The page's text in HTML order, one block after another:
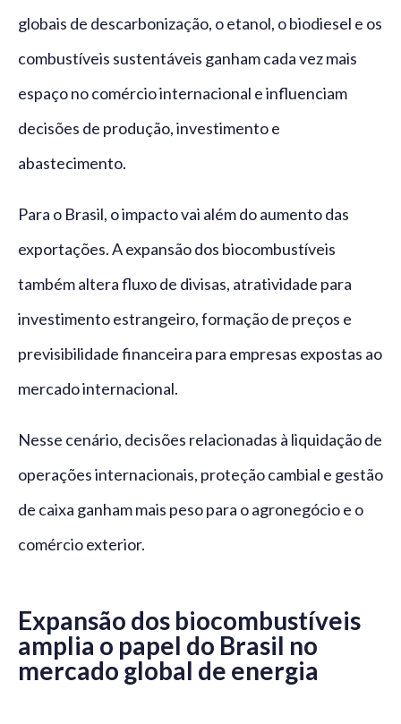
globais de descarbonização, o etanol, o biodiesel e os
combustíveis sustentáveis ganham cada vez mais
espaço no comércio internacional e influenciam
decisões de produção, investimento e
abastecimento.
Para o Brasil, o impacto vai além do aumento das
exportações. A expansão dos biocombustíveis
também altera fluxo de divisas, atratividade para
investimento estrangeiro, formação de preços e
previsibilidade financeira para empresas expostas ao
mercado internacional.
Nesse cenário, decisões relacionadas à liquidação de
operações internacionais, proteção cambial e gestão
de caixa ganham mais peso para o agronegócio e o
comércio exterior.
Expansão dos biocombustíveis
amplia o papel do Brasil no
mercado global de energia